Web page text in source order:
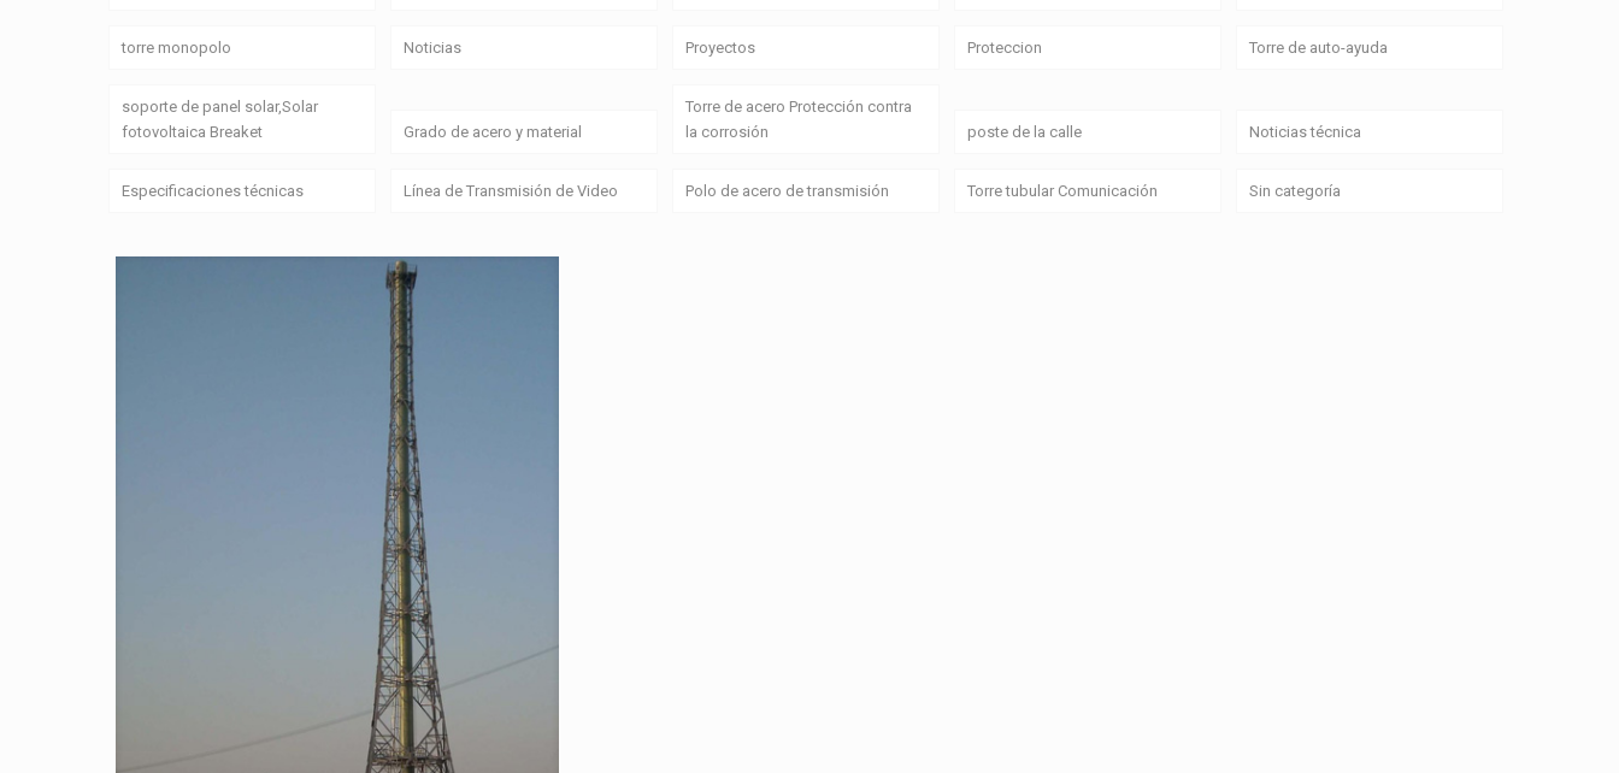
torre monopolo Noticias Proyectos Proteccion Torre de auto-ayuda
soporte de panel solar,Solar
fotovoltaica Breaket
Grado de acero y material
Torre de acero Protección contra
la corrosión
poste de la calle Noticias técnica
Especificaciones técnicas Línea de Transmisión de Video Polo de acero de transmisión Torre tubular Comunicación Sin categoría